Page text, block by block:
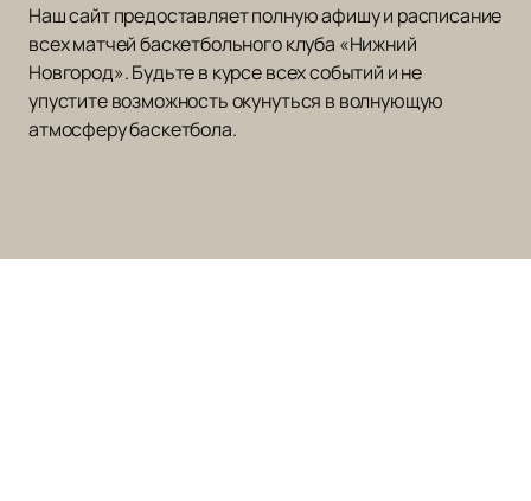
Наш сайт предоставляет полную афишу и расписание
всех матчей баскетбольного клуба «Нижний
Новгород». Будьте в курсе всех событий и не
упустите возможность окунуться в волнующую
атмосферу баскетбола.